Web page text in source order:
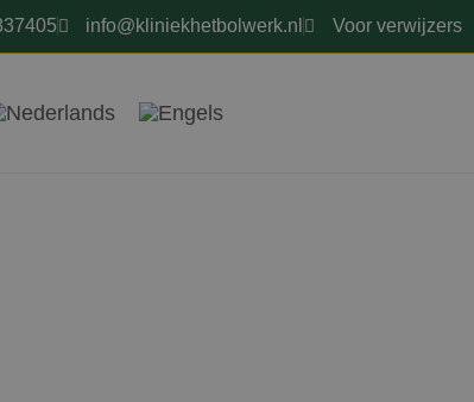
info@kliniekhetbolwerk.nl Voor verwijzers